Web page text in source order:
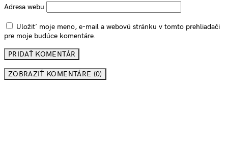
Adresa webu
Uložiť moje meno, e-mail a webovú stránku v tomto prehliadači
pre moje budúce komentáre.
ZOBRAZIŤ KOMENTÁRE (0)